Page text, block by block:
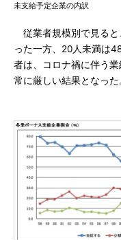
未支給予定企業の内訳
従業者規模別で見ると
った一方、20人未満は
者は、コロナ禍に伴う
常に厳しい結果となった